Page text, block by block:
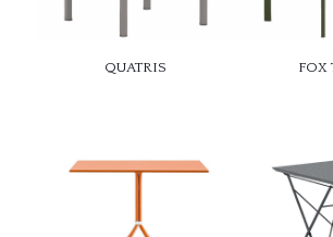
QUATRIS FOX